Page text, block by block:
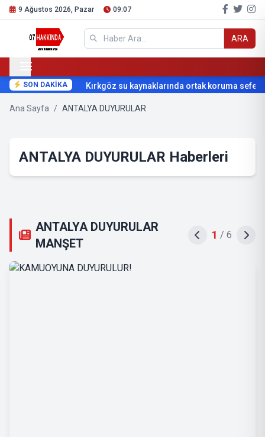
9 Ağustos 2026, Pazar 09:07
ARA
SON DAKİKA Kırkgöz su kaynaklarında ortak koruma
Ana Sayfa / ANTALYA DUYURULAR
ANTALYA DUYURULAR Haberleri
ANTALYA DUYURULAR
MANŞET
1 / 6